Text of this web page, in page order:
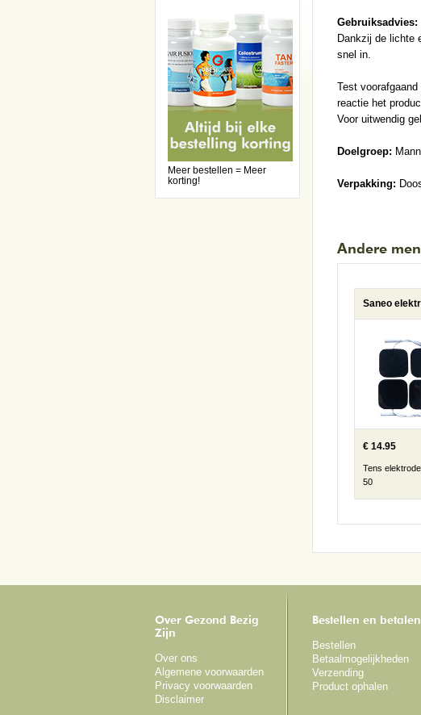
Meer bestellen = Meer
korting!
Gebruiksadvies:
Dankzij de lichte
snel in.
Test
reactie het
Voor uitwendig
Doelgroep:
Verpakking:
Andere
€ 14.95
Tens
50
Over Gezond Bezig
Zijn
Over ons
Algemene voorwaarden
Privacy voorwaarden
Disclaimer
Bestellen en betalen
Bestellen
Betaalmogelijkheden
Verzending
Product ophalen